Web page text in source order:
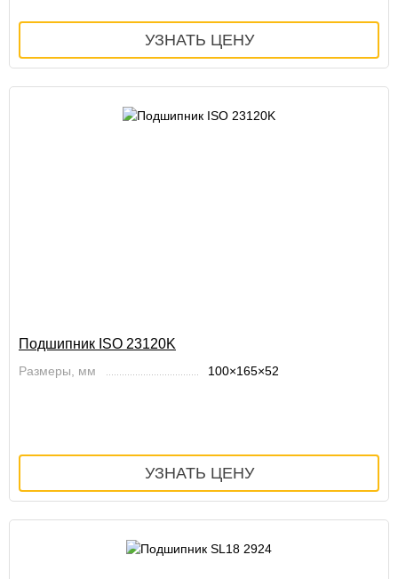
Подшипник ISO 23120K
Размеры, мм 100×165×52